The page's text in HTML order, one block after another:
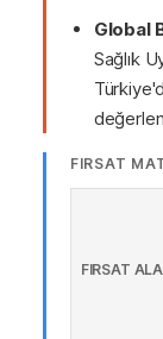
Global
Sağlık
FIRSAT
FIRSAT